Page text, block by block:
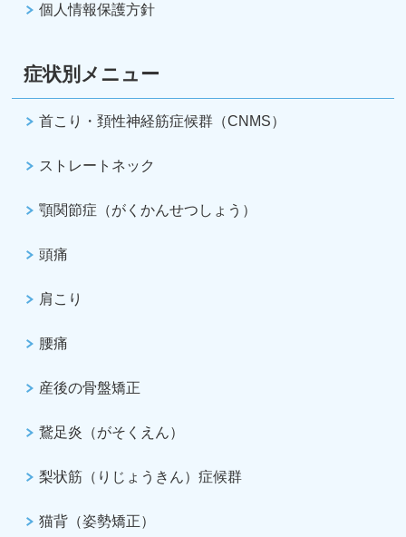
個人情報保護方針
症状別メニュー
首こり・頚性神経筋症候群（CNMS）
ストレートネック
顎関節症（がくかんせつしょう）
頭痛
肩こり
腰痛
産後の骨盤矯正
鵞足炎（がそくえん）
梨状筋（りじょうきん）症候群
猫背（姿勢矯正）